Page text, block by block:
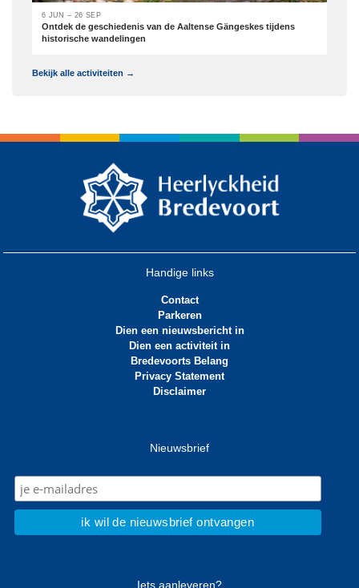
6 JUN – 26 SEP
Ontdek de geschiedenis van de Aaltense Gängeskes tijdens
historische wandelingen
Bekijk alle activiteiten →
Handige links
Contact
Parkeren
Dien een nieuwsbericht in
Dien een activiteit in
Bredevoorts Belang
Privacy Statement
Disclaimer
Nieuwsbrief
Iets aanleveren?